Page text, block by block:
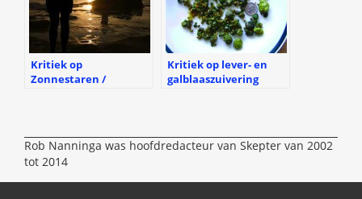
Kritiek op
Zonnestaren /
Kritiek op lever- en
galblaaszuivering
Rob Nanninga was hoofdredacteur van Skepter van 2002
tot 2014